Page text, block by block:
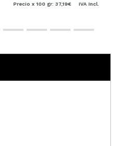
Precio x 100 gr: 37,19€ IVA Incl.